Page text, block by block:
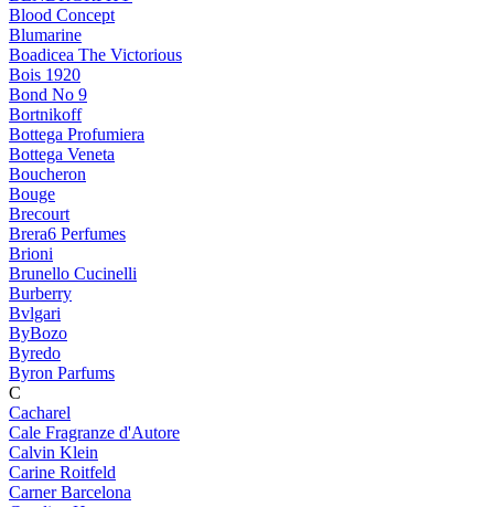
Blood Concept
Blumarine
Boadicea The Victorious
Bois 1920
Bond No 9
Bortnikoff
Bottega Profumiera
Bottega Veneta
Boucheron
Bouge
Brecourt
Brera6 Perfumes
Brioni
Brunello Cucinelli
Burberry
Bvlgari
ByBozo
Byredo
Byron Parfums
C
Cacharel
Cale Fragranze d'Autore
Calvin Klein
Carine Roitfeld
Carner Barcelona